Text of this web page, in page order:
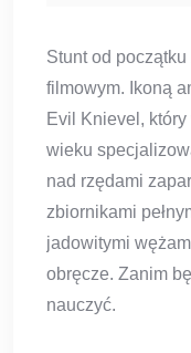
Stunt od
filmowym. Ikoną
Evil Knievel,
wieku
nad rzędami
zbiornikami
jadowitymi
obręcze. Zanim
nauczyć.